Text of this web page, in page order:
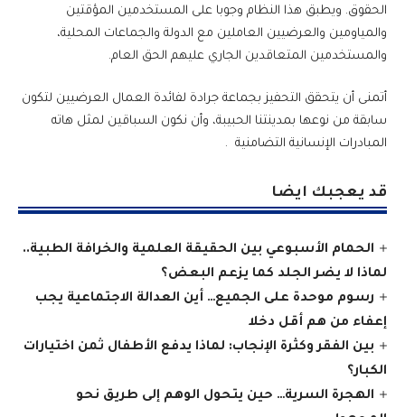
الحقوق. ويطبق هذا النظام وجوبا على المستخدمين المؤقتين
والمياومين والعرضيين العاملين مع الدولة والجماعات المحلية،
والمستخدمين المتعاقدين الجاري عليهم الحق العام.
أتمنى أن يتحقق التحفيز بجماعة جرادة لفائدة العمال العرضيين لتكون
سابقة من نوعها بمدينتنا الحبيبة، وأن نكون السباقين لمثل هاته
المبادرات الإنسانية التضامنية .
قد يعجبك ايضا
الحمام الأسبوعي بين الحقيقة العلمية والخرافة الطبية..
لماذا لا يضر الجلد كما يزعم البعض؟
رسوم موحدة على الجميع… أين العدالة الاجتماعية يجب
إعفاء من هم أقل دخلا
بين الفقر وكثرة الإنجاب: لماذا يدفع الأطفال ثمن اختيارات
الكبار؟
الهجرة السرية… حين يتحول الوهم إلى طريق نحو